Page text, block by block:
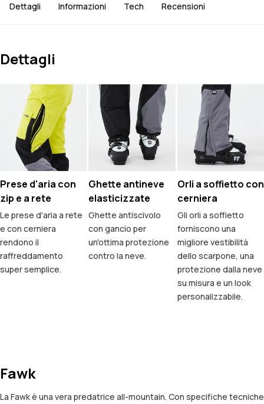
Dettagli Informazioni Tech Recensioni
Dettagli
Prese d'aria con
zip e a rete
Le prese d'aria a rete
e con cerniera
rendono il
raffreddamento
super semplice.
Ghette antineve
elasticizzate
Ghette antiscivolo
con gancio per
un'ottima protezione
contro la neve.
Orli a soffietto con
cerniera
Gli orli a soffietto
forniscono una
migliore vestibilità
dello scarpone, una
protezione dalla neve
su misura e un look
personalizzabile.
Fawk
La Fawk è una vera predatrice all-mountain. Con specifiche tecniche